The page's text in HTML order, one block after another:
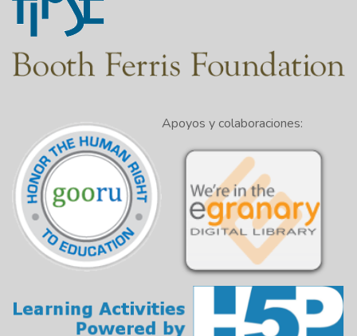
Apoyos y colaboraciones: